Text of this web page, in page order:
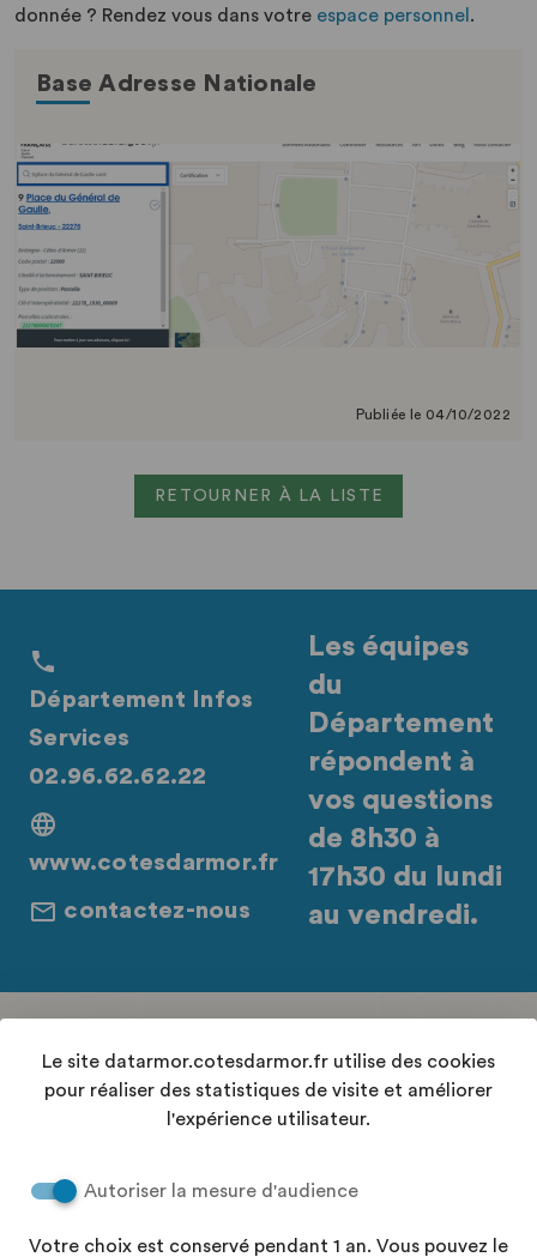
donnée ? Rendez vous dans votre espace personnel .
Base Adresse Nationale
Publiée le 04/10/2022
RETOURNER À LA LISTE
Département Infos
Services
02.96.62.62.22
www.cotesdarmor.fr
contactez-nous
Les équipes
du
Département
répondent à
vos questions
de 8h30 à
17h30 du lundi
au vendredi.
Conditions Générales d'Utilisation
Le site datarmor.cotesdarmor.fr utilise des cookies
pour réaliser des statistiques de visite et améliorer
l'expérience utilisateur.
Autoriser la mesure d'audience
Votre choix est conservé pendant 1 an. Vous pouvez le